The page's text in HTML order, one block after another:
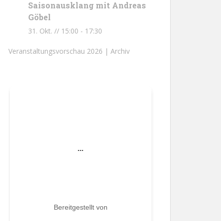
Saisonausklang mit Andreas
Göbel
31. Okt. // 15:00 - 17:30
Veranstaltungsvorschau 2026 | Archiv